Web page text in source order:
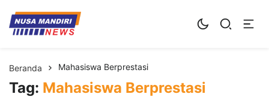
Kampus Digital Bisnis
Universitas Nusa Mandiri
Beranda Mahasiswa Berprestasi
Tag: Mahasiswa Berprestasi